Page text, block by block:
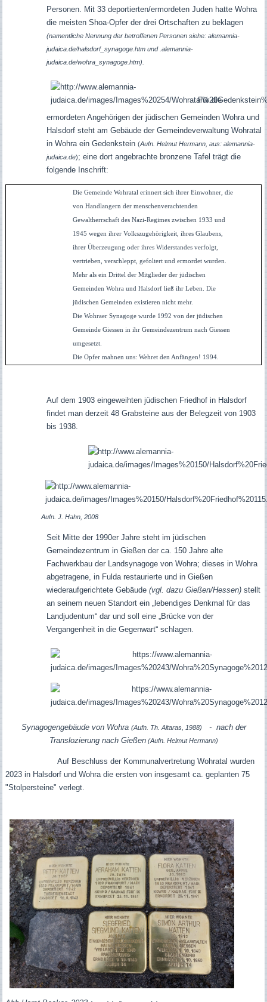
Personen. Mit 33 deportierten/ermordeten Juden hatte Wohra
die meisten Shoa-Opfer der drei Ortschaften zu beklagen
(namentliche Nennung der betroffenen Personen siehe: alemannia-
judaica.de/halsdorf_synagoge.htm und .alemannia-
judaica.de/wohra_synagoge.htm).
Für die
ermordeten Angehörigen der jüdischen Gemeinden Wohra und
Halsdorf steht am Gebäude der Gemeindeverwaltung Wohratal
in Wohra ein Gedenkstein (Aufn. Helmut Hermann, aus: alemannia-
judaica.de); eine dort angebrachte bronzene Tafel trägt die
folgende Inschrift:
Die Gemeinde Wohratal erinnert sich ihrer Einwohner, die
von Handlangern der menschenverachtenden
Gewaltherrschaft des Nazi-Regimes zwischen 1933 und
1945 wegen ihrer Volkszugehörigkeit, ihres Glaubens,
ihrer Überzeugung oder ihres Widerstandes verfolgt,
vertrieben, verschleppt, gefoltert und ermordet wurden.
Mehr als ein Drittel der Mitglieder der jüdischen
Gemeinden Wohra und Halsdorf ließ ihr Leben. Die
jüdischen Gemeinden existieren nicht mehr.
Die Wohraer Synagoge wurde 1992 von der jüdischen
Gemeinde Giessen in ihr Gemeindezentrum nach Giessen
umgesetzt.
Die Opfer mahnen uns: Wehret den Anfängen! 1994.
Auf dem 1903 eingeweihten jüdischen Friedhof in Halsdorf
findet man derzeit 48 Grabsteine aus der Belegzeit von 1903
bis 1938.
Aufn. J. Hahn, 2008
Seit Mitte der 1990er Jahre steht im jüdischen
Gemeindezentrum in Gießen der ca. 150 Jahre alte
Fachwerkbau der Landsynagoge von Wohra; dieses in Wohra
abgetragene, in Fulda restaurierte und in Gießen
wiederaufgerichtete Gebäude (vgl. dazu Gießen/Hessen)stellt
an seinem neuen Standort ein „lebendiges Denkmal für das
Landjudentum“ dar und soll eine „Brücke von der
Vergangenheit in die Gegenwart“ schlagen.
Synagogengebäude von Wohra (Aufn. Th. Altaras, 1988)
- nach der
Translozierung nach Gießen(Aufn. Helmut Hermann)
Auf Beschluss der Kommunalvertretung Wohratal wurden
2023 in Halsdorf und Wohra die ersten von insgesamt ca. geplanten 75
"Stolpersteine" verlegt.